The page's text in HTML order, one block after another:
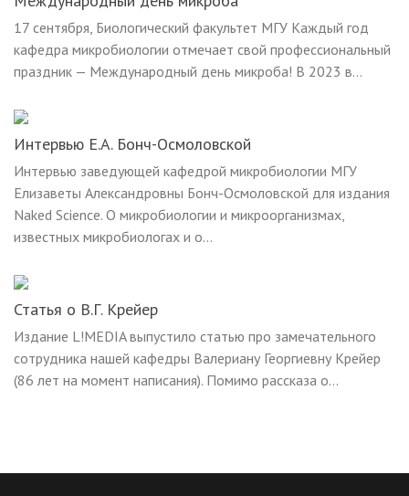
17 сентября, Биологический факультет МГУ Каждый год
кафедра микробиологии отмечает свой профессиональный
праздник — Международный день микроба! В 2023 в...
Интервью Е.А. Бонч-Осмоловской
Интервью заведующей кафедрой микробиологии МГУ
Елизаветы Александровны Бонч-Осмоловской для издания
Naked Science. О микробиологии и микроорганизмах,
известных микробиологах и о...
Статья о В.Г. Крейер
Издание L!MEDIA выпустило статью про замечательного
сотрудника нашей кафедры Валериану Георгиевну Крейер
(86 лет на момент написания). Помимо рассказа о...